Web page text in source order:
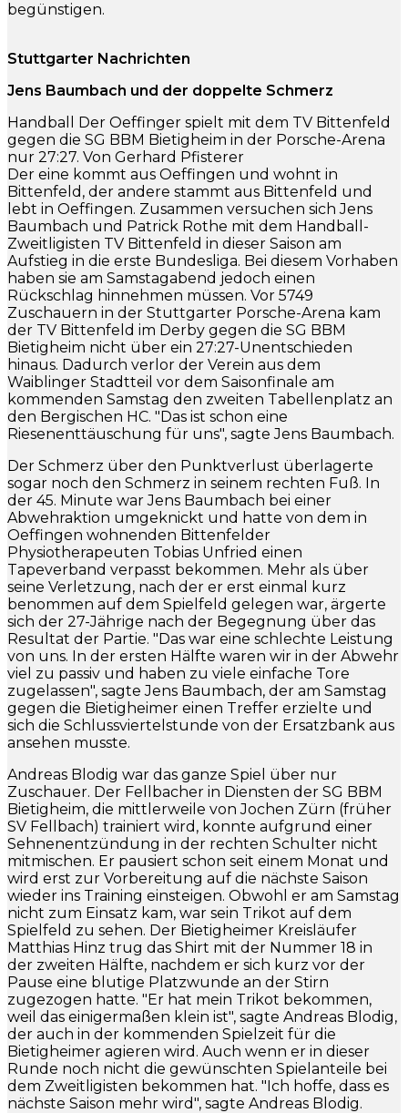
begünstigen.
Stuttgarter Nachrichten
Jens Baumbach und der doppelte Schmerz
Handball Der Oeffinger spielt mit dem TV Bittenfeld
gegen die SG BBM Bietigheim in der Porsche-Arena
nur 27:27. Von Gerhard Pfisterer
Der eine kommt aus Oeffingen und wohnt in
Bittenfeld, der andere stammt aus Bittenfeld und
lebt in Oeffingen. Zusammen versuchen sich Jens
Baumbach und Patrick Rothe mit dem Handball-
Zweitligisten TV Bittenfeld in dieser Saison am
Aufstieg in die erste Bundesliga. Bei diesem Vorhaben
haben sie am Samstagabend jedoch einen
Rückschlag hinnehmen müssen. Vor 5749
Zuschauern in der Stuttgarter Porsche-Arena kam
der TV Bittenfeld im Derby gegen die SG BBM
Bietigheim nicht über ein 27:27-Unentschieden
hinaus. Dadurch verlor der Verein aus dem
Waiblinger Stadtteil vor dem Saisonfinale am
kommenden Samstag den zweiten Tabellenplatz an
den Bergischen HC. "Das ist schon eine
Riesenenttäuschung für uns", sagte Jens Baumbach.
Der Schmerz über den Punktverlust überlagerte
sogar noch den Schmerz in seinem rechten Fuß. In
der 45. Minute war Jens Baumbach bei einer
Abwehraktion umgeknickt und hatte von dem in
Oeffingen wohnenden Bittenfelder
Physiotherapeuten Tobias Unfried einen
Tapeverband verpasst bekommen. Mehr als über
seine Verletzung, nach der er erst einmal kurz
benommen auf dem Spielfeld gelegen war, ärgerte
sich der 27-Jährige nach der Begegnung über das
Resultat der Partie. "Das war eine schlechte Leistung
von uns. In der ersten Hälfte waren wir in der Abwehr
viel zu passiv und haben zu viele einfache Tore
zugelassen", sagte Jens Baumbach, der am Samstag
gegen die Bietigheimer einen Treffer erzielte und
sich die Schlussviertelstunde von der Ersatzbank aus
ansehen musste.
Andreas Blodig war das ganze Spiel über nur
Zuschauer. Der Fellbacher in Diensten der SG BBM
Bietigheim, die mittlerweile von Jochen Zürn (früher
SV Fellbach) trainiert wird, konnte aufgrund einer
Sehnenentzündung in der rechten Schulter nicht
mitmischen. Er pausiert schon seit einem Monat und
wird erst zur Vorbereitung auf die nächste Saison
wieder ins Training einsteigen. Obwohl er am Samstag
nicht zum Einsatz kam, war sein Trikot auf dem
Spielfeld zu sehen. Der Bietigheimer Kreisläufer
Matthias Hinz trug das Shirt mit der Nummer 18 in
der zweiten Hälfte, nachdem er sich kurz vor der
Pause eine blutige Platzwunde an der Stirn
zugezogen hatte. "Er hat mein Trikot bekommen,
weil das einigermaßen klein ist", sagte Andreas Blodig,
der auch in der kommenden Spielzeit für die
Bietigheimer agieren wird. Auch wenn er in dieser
Runde noch nicht die gewünschten Spielanteile bei
dem Zweitligisten bekommen hat. "Ich hoffe, dass es
nächste Saison mehr wird", sagte Andreas Blodig.